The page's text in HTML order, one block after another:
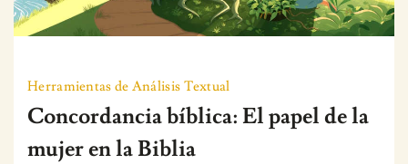
Herramientas de Análisis Textual
Concordancia bíblica: El papel de la
mujer en la Biblia